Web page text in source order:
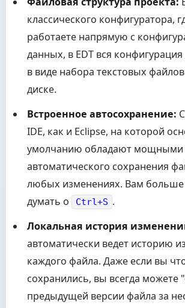
классического конфигуратора,
работаете напрямую с
данных, в EDT вся
в виде набора текстовых
диске.
Встроенное автосохранение:
IDE, как и Eclipse, на которой
умолчанию обладают мощными
автоматического сохранения
любых изменениях. Вам
думать о
Ctrl+S .
Локальная история
автоматически ведет историю
каждого файла. Даже если вы
сохранились, вы всегда можете
предыдущей версии файла за